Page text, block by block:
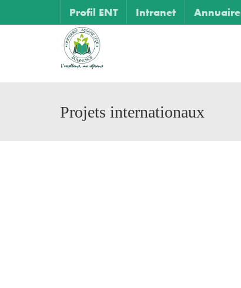
Profil ENT Intranet Annuaire
Projets internationaux